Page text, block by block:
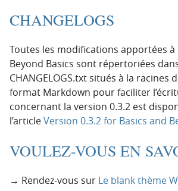
CHANGELOGS
Toutes les modifications apportées à
Beyond Basics sont répertoriées
CHANGELOGS.txt situés à la racines
format Markdown pour faciliter
concernant la version 0.3.2 est
l’articleVersion 0.3.2 for Basics and
VOULEZ-VOUS EN
→ Rendez-vous sur Le blank thème